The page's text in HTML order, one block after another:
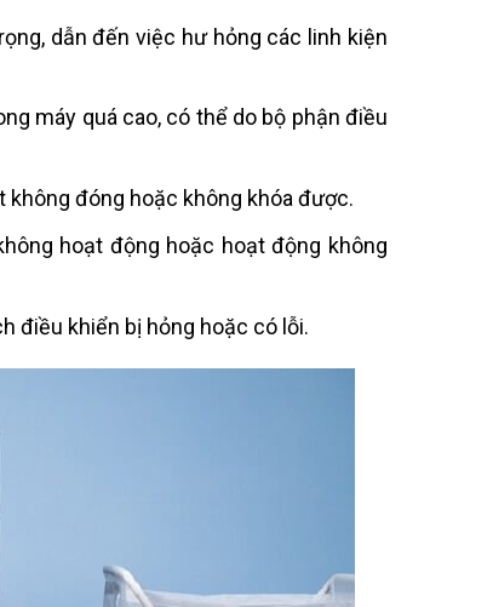
dẫn đến việc hư hỏng các linh kiện
máy quá cao, có thể do bộ phận điều
không đóng hoặc không khóa được.
hoạt động hoặc hoạt động không
điều khiển bị hỏng hoặc có lỗi.